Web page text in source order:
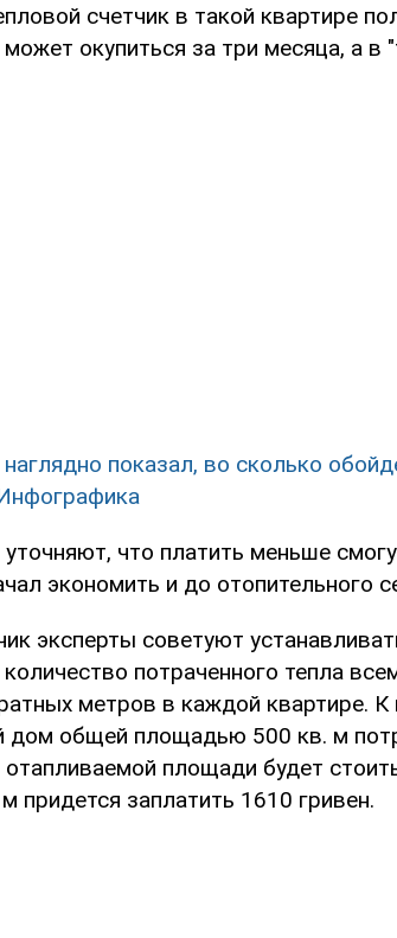
счетчик в такой квартире
окупиться за три месяца, а
показал, во сколько
что платить меньше
экономить и до отопительного
эксперты советуют
потраченного тепла
метров в каждой квартире. К
дом общей площадью 500 кв. м
площади будет
придется заплатить 1610 гривен.